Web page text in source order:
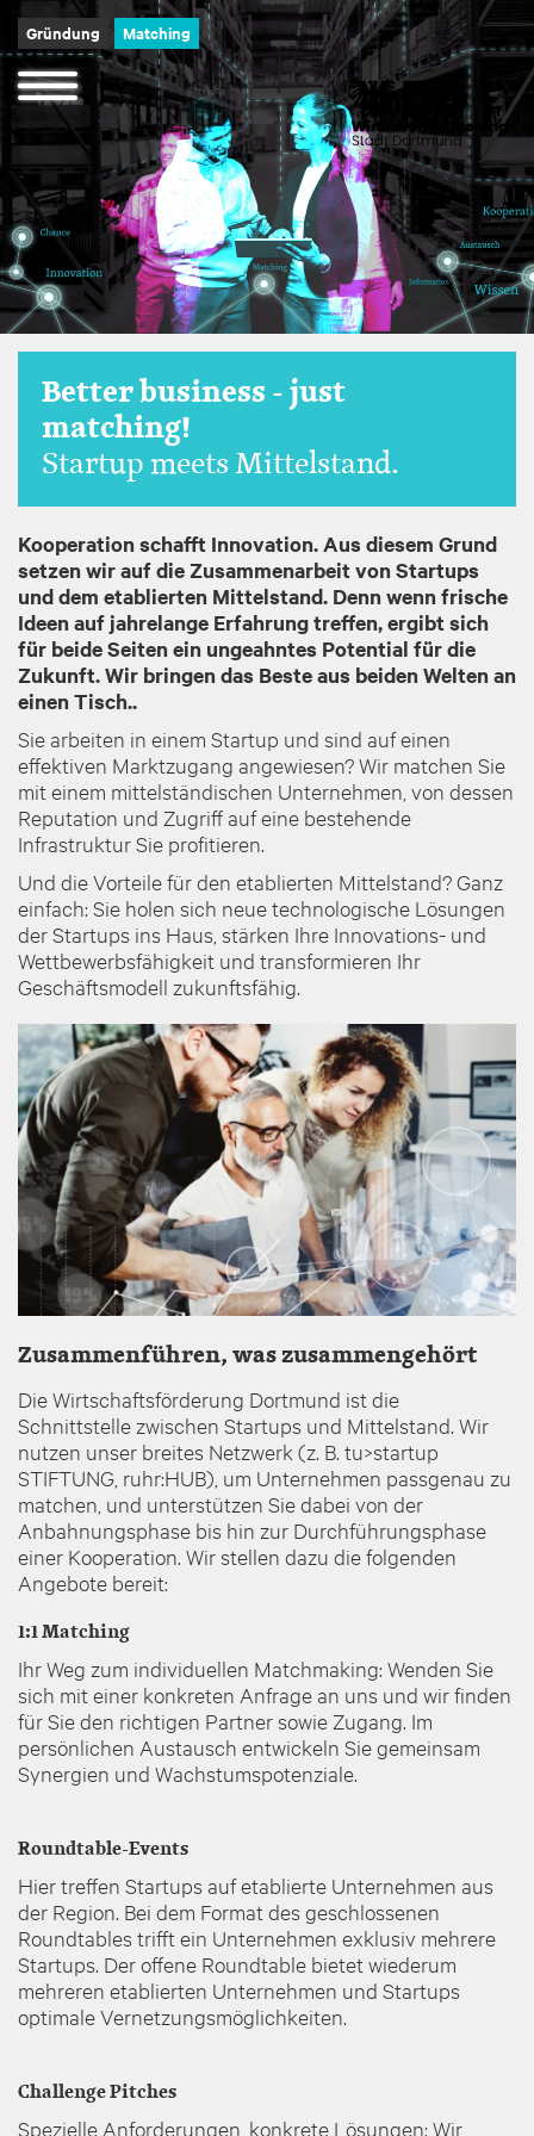
Direkt
zum
Inhalt
Navigation
öffnen
und
schließen
Gründung Matching
Better business - just
matching!
Startup meets Mittelstand.
Kooperation schafft Innovation. Aus diesem Grund
setzen wir auf die Zusammenarbeit von Startups
und dem etablierten Mittelstand. Denn wenn frische
Ideen auf jahrelange Erfahrung treffen, ergibt sich
für beide Seiten ein ungeahntes Potential für die
Zukunft. Wir bringen das Beste aus beiden Welten an
einen Tisch..
Sie arbeiten in einem Startup und sind auf einen
effektiven Marktzugang angewiesen? Wir matchen Sie
mit einem mittelständischen Unternehmen, von dessen
Reputation und Zugriff auf eine bestehende
Infrastruktur Sie profitieren.
Und die Vorteile für den etablierten Mittelstand? Ganz
einfach: Sie holen sich neue technologische Lösungen
der Startups ins Haus, stärken Ihre Innovations- und
Wettbewerbsfähigkeit und transformieren Ihr
Geschäftsmodell zukunftsfähig.
Image
Zusammenführen, was zusammengehört
Die Wirtschaftsförderung Dortmund ist die
Schnittstelle zwischen Startups und Mittelstand. Wir
nutzen unser breites Netzwerk (z. B. tu>startup
STIFTUNG, ruhr:HUB), um Unternehmen passgenau zu
matchen, und unterstützen Sie dabei von der
Anbahnungsphase bis hin zur Durchführungsphase
einer Kooperation. Wir stellen dazu die folgenden
Angebote bereit:
1:1 Matching
Ihr Weg zum individuellen Matchmaking: Wenden Sie
sich mit einer konkreten Anfrage an uns und wir finden
für Sie den richtigen Partner sowie Zugang. Im
persönlichen Austausch entwickeln Sie gemeinsam
Synergien und Wachstumspotenziale.
Roundtable-Events
Hier treffen Startups auf etablierte Unternehmen aus
der Region. Bei dem Format des geschlossenen
Roundtables trifft ein Unternehmen exklusiv mehrere
Startups. Der offene Roundtable bietet wiederum
mehreren etablierten Unternehmen und Startups
optimale Vernetzungsmöglichkeiten.
Challenge Pitches
Spezielle Anforderungen, konkrete Lösungen: Wir